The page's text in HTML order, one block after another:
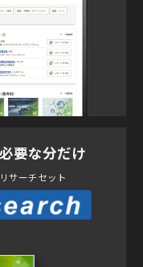
要な分だけ
サーチセット